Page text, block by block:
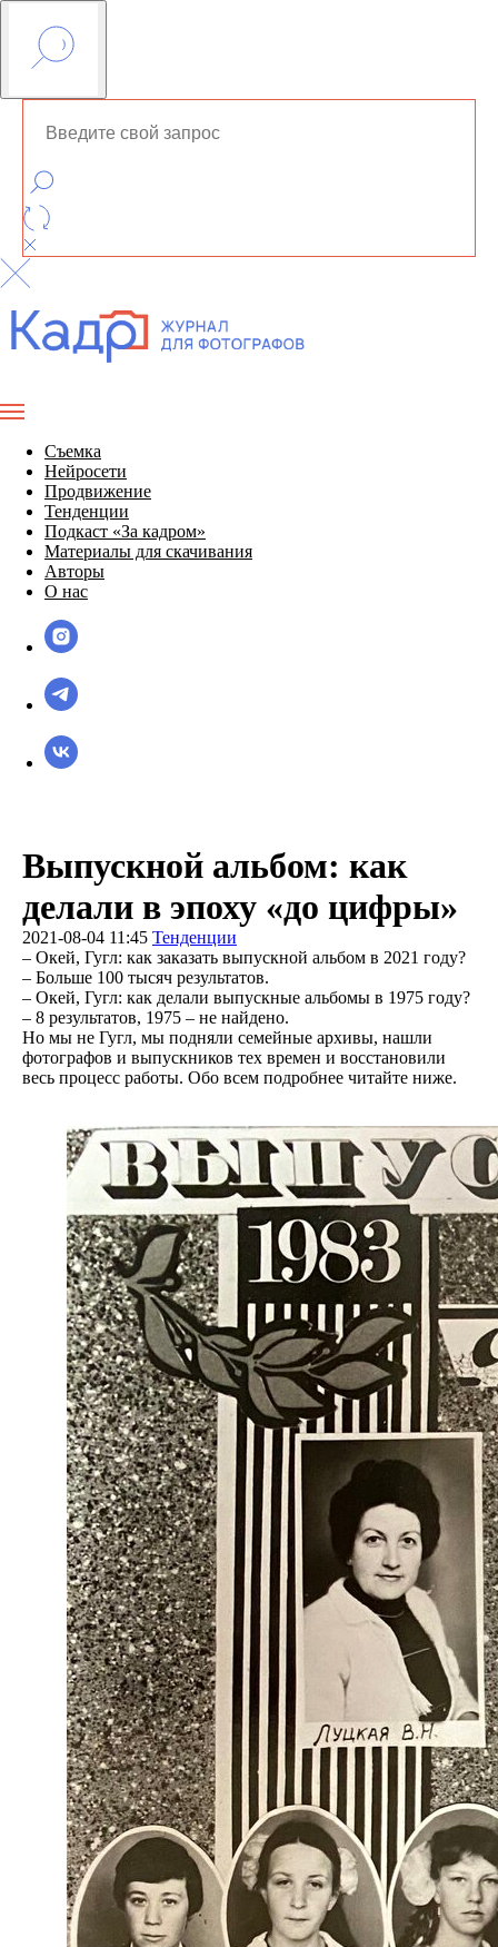
Съемка
Нейросети
Продвижение
Тенденции
Подкаст «За кадром»
Материалы для скачивания
Авторы
О нас
Выпускной альбом: как
делали в эпоху «до цифры»
2021-08-04 11:45 Тенденции
– Окей, Гугл: как заказать выпускной альбом в 2021 году?
– Больше 100 тысяч результатов.
– Окей, Гугл: как делали выпускные альбомы в 1975 году?
– 8 результатов, 1975 – не найдено.
Но мы не Гугл, мы подняли семейные архивы, нашли
фотографов и выпускников тех времен и восстановили
весь процесс работы. Обо всем подробнее читайте ниже.